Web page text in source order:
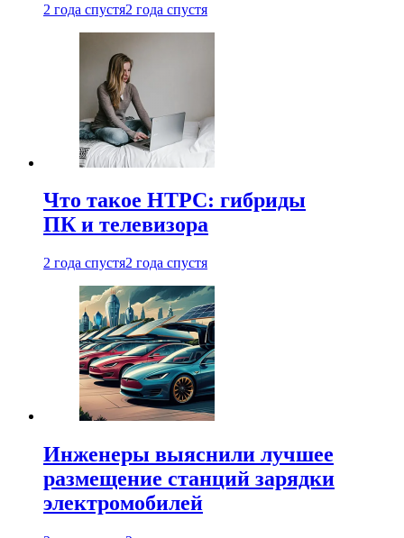
2 года спустя2 года спустя
Что такое HTPC: гибриды
ПК и телевизора
2 года спустя2 года спустя
Инженеры выяснили лучшее
размещение станций зарядки
электромобилей